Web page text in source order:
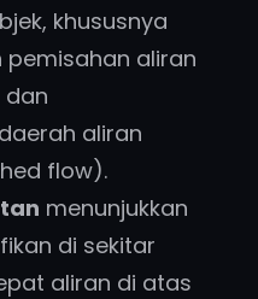
khususnya
aliran
aliran
flow).
menunjukkan
di sekitar
aliran di atas